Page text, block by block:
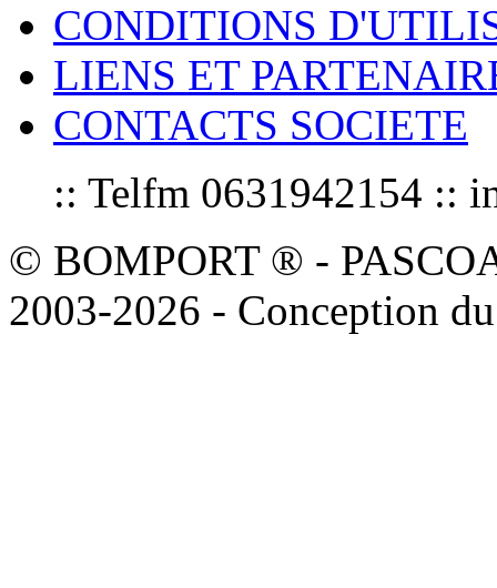
CONDITIONS
LIENS ET
CONTACTS SOCIETE
:: Telfm 0631942154 ::
© BOMPORT ® -
2003-2026 - Conception